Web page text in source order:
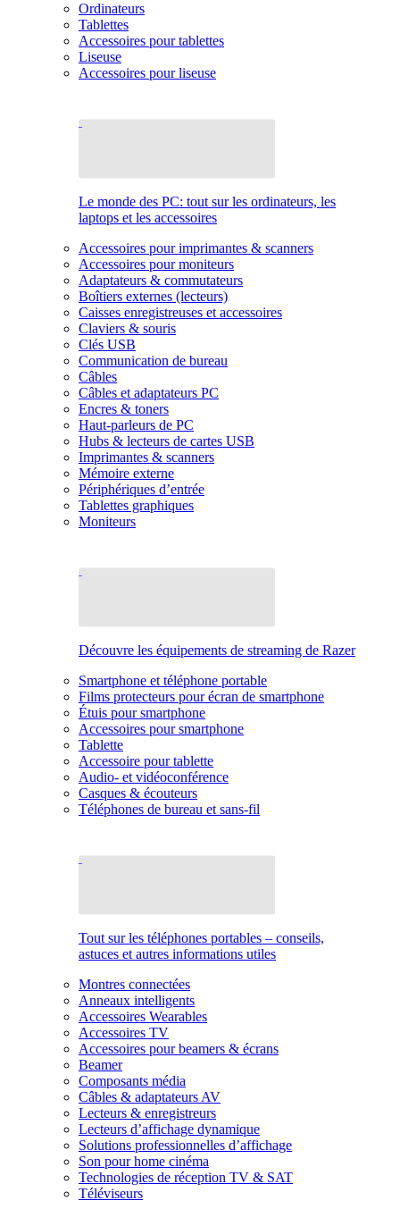
Ordinateurs
Tablettes
Accessoires pour tablettes
Liseuse
Accessoires pour liseuse
Le monde des PC: tout sur les ordinateurs, les
laptops et les accessoires
Accessoires pour imprimantes & scanners
Accessoires pour moniteurs
Adaptateurs & commutateurs
Boîtiers externes (lecteurs)
Caisses enregistreuses et accessoires
Claviers & souris
Clés USB
Communication de bureau
Câbles
Câbles et adaptateurs PC
Encres & toners
Haut-parleurs de PC
Hubs & lecteurs de cartes USB
Imprimantes & scanners
Mémoire externe
Périphériques d’entrée
Tablettes graphiques
Moniteurs
Découvre les équipements de streaming de Razer
Smartphone et téléphone portable
Films protecteurs pour écran de smartphone
Étuis pour smartphone
Accessoires pour smartphone
Tablette
Accessoire pour tablette
Audio- et vidéoconférence
Casques & écouteurs
Téléphones de bureau et sans-fil
Tout sur les téléphones portables – conseils,
astuces et autres informations utiles
Montres connectées
Anneaux intelligents
Accessoires Wearables
Accessoires TV
Accessoires pour beamers & écrans
Beamer
Composants média
Câbles & adaptateurs AV
Lecteurs & enregistreurs
Lecteurs d’affichage dynamique
Solutions professionnelles d’affichage
Son pour home cinéma
Technologies de réception TV & SAT
Téléviseurs